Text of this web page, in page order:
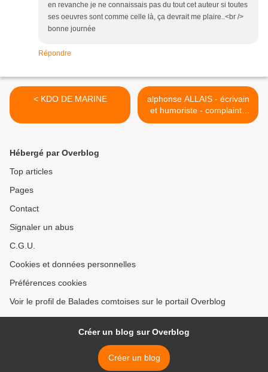
en revanche je ne connaissais pas du tout cet auteur si toutes
ses oeuvres sont comme celle là, ça devrait me plaire..<br />
bonne journée
Répondre
< KDO DE MARINE
alphonse ALLAIS - écrivain
et humoriste - complainte
amoureuse >
Hébergé par Overblog
Top articles
Pages
Contact
Signaler un abus
C.G.U.
Cookies et données personnelles
Préférences cookies
Voir le profil de Balades comtoises sur le portail Overblog
Créer un blog sur Overblog
Créer un blog